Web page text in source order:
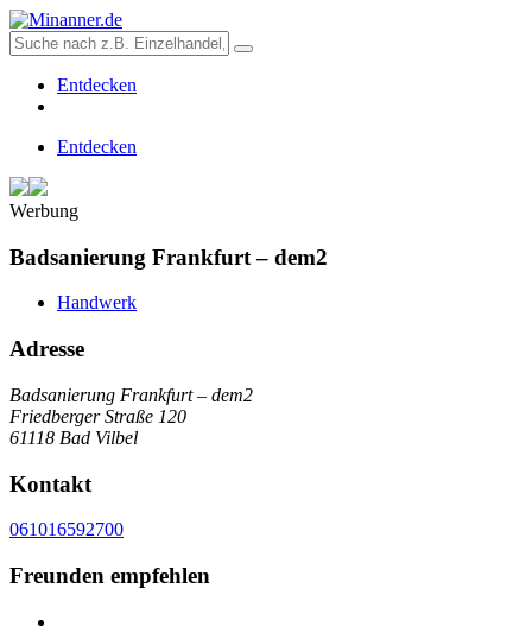
Entdecken
Entdecken
Werbung
Badsanierung Frankfurt – dem2
Handwerk
Adresse
Badsanierung Frankfurt – dem2
Friedberger Straße 120
61118 Bad Vilbel
Kontakt
061016592700
Freunden empfehlen